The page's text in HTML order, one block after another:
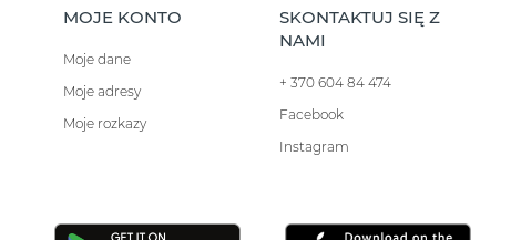
MOJE KONTO
Moje dane
Moje adresy
Moje rozkazy
SKONTAKTUJ SIĘ Z
NAMI
+ 370 604 84 474
Facebook
Instagram